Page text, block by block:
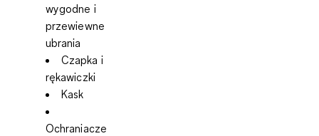
wygodne i
przewiewne
ubrania
Czapka i
rękawiczki
Kask
Ochraniacze